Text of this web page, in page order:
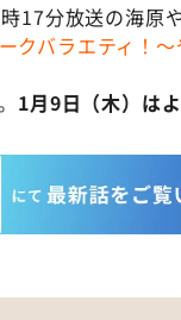
17分放送の海原
クバラエティ！
1月9日（木）は